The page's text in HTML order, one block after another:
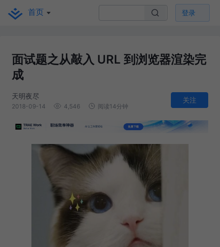
首页 登录
面试题之从敲入 URL 到浏览器渲染完
成
天明夜尽
2018-09-14 4,546 阅读14分钟
关注